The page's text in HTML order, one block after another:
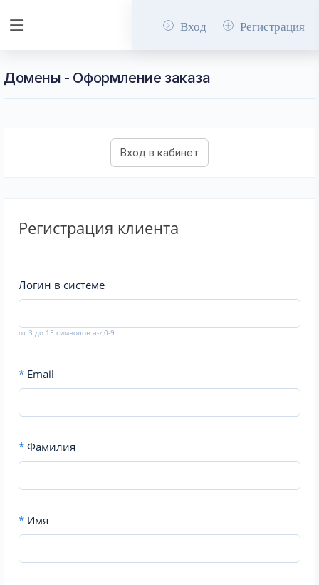
Вход Регистрация
Домены - Оформление заказа
Регистрация клиента
Логин в системе
от 3 до 13 символов a-z,0-9
* Email
* Фамилия
* Имя